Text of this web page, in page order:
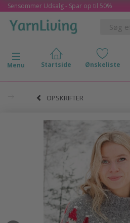
Sensommer Udsalg - Spar op til 50%
Skifte navigation
Menu
OPSKRIFTER